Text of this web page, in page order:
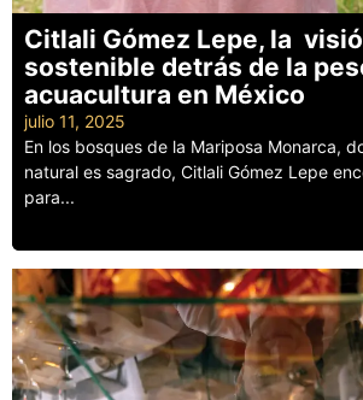
Citlali Gómez Lepe, la
sostenible detrás de la
acuacultura en México
julio 11, 2025
En los bosques de la Mariposa Monarca,
natural es sagrado, Citlali Gómez Lepe
para...